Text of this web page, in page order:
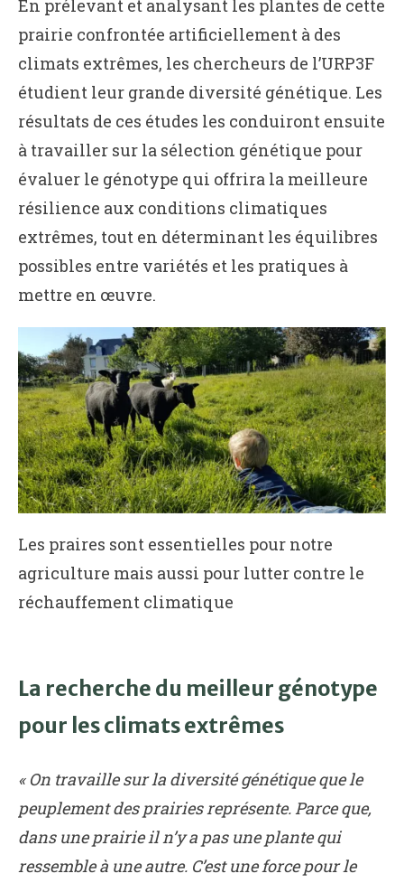
En prélevant et analysant les plantes de cette
prairie confrontée artificiellement à des
climats extrêmes, les chercheurs de l’URP3F
étudient leur grande diversité génétique. Les
résultats de ces études les conduiront ensuite
à travailler sur la sélection génétique pour
évaluer le génotype qui offrira la meilleure
résilience aux conditions climatiques
extrêmes, tout en déterminant les équilibres
possibles entre variétés et les pratiques à
mettre en œuvre.
Les praires sont essentielles pour notre
agriculture mais aussi pour lutter contre le
réchauffement climatique
La recherche du meilleur génotype
pour les climats extrêmes
« On travaille sur la diversité génétique que le
peuplement des prairies représente. Parce que,
dans une prairie il n’y a pas une plante qui
ressemble à une autre. C’est une force pour le